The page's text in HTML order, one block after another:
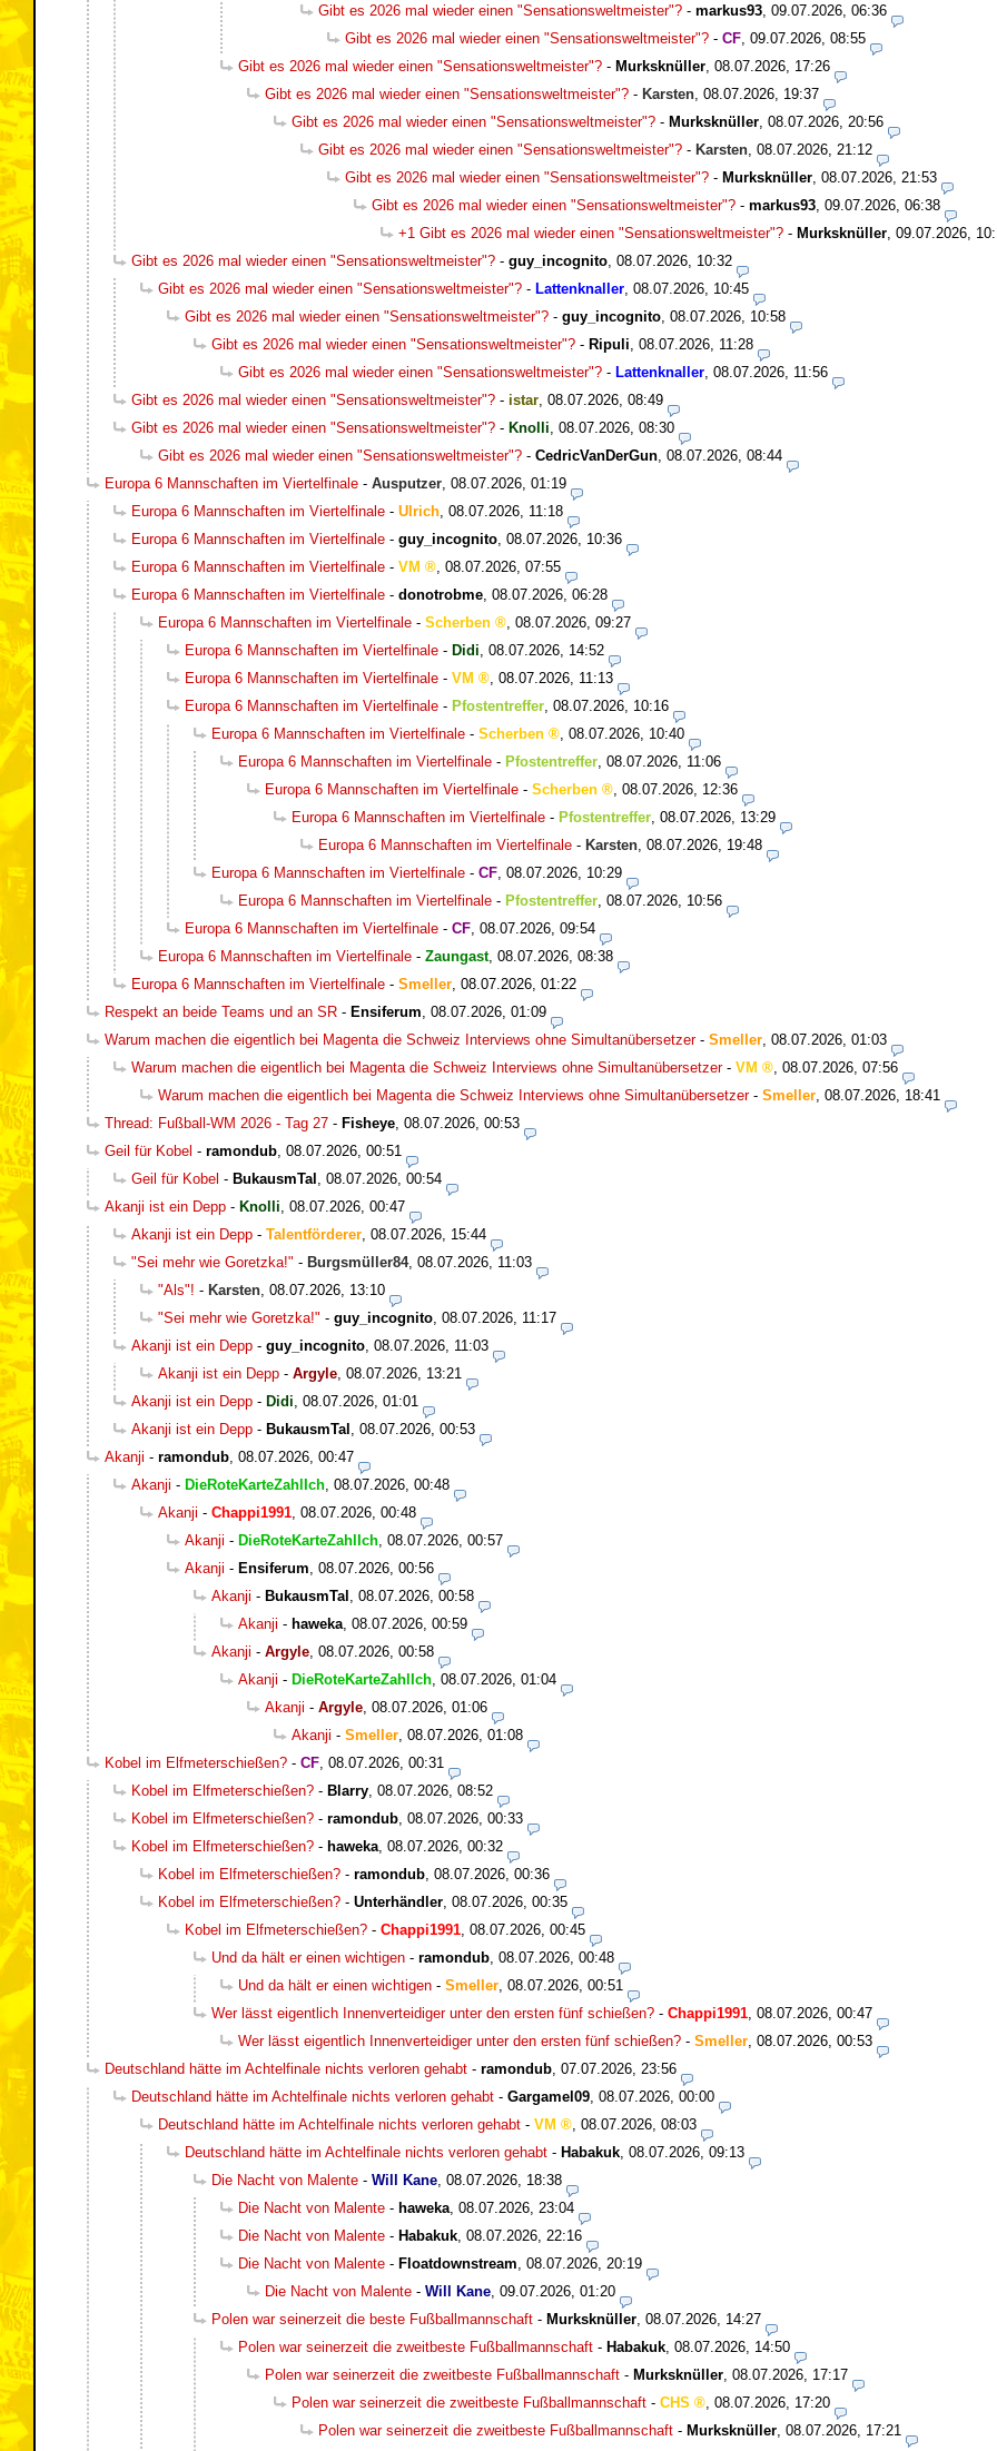
Gibt es 2026 mal wieder einen "Sensationsweltmeister"? - markus93 09.07.2026, 06:36
Gibt es 2026 mal wieder einen "Sensationsweltmeister"? - CF 09.07.2026, 08:55
Gibt es 2026 mal wieder einen "Sensationsweltmeister"? - Murksknüller 08.07.2026, 17:26
Gibt es 2026 mal wieder einen "Sensationsweltmeister"? - Karsten 08.07.2026, 19:37
Gibt es 2026 mal wieder einen "Sensationsweltmeister"? - Murksknüller 08.07.2026, 20:56
Gibt es 2026 mal wieder einen "Sensationsweltmeister"? - Karsten 08.07.2026, 21:12
Gibt es 2026 mal wieder einen "Sensationsweltmeister"? - Murksknüller 08.07.2026, 21:53
Gibt es 2026 mal wieder einen "Sensationsweltmeister"? - markus93 09.07.2026, 06:38
+1 Gibt es 2026 mal wieder einen "Sensationsweltmeister"? - Murksknüller 09.07.2026,
Gibt es 2026 mal wieder einen "Sensationsweltmeister"? - guy_incognito 08.07.2026, 10:32
Gibt es 2026 mal wieder einen "Sensationsweltmeister"? - Lattenknaller 08.07.2026, 10:45
Gibt es 2026 mal wieder einen "Sensationsweltmeister"? - guy_incognito 08.07.2026, 10:58
Gibt es 2026 mal wieder einen "Sensationsweltmeister"? - Ripuli 08.07.2026, 11:28
Gibt es 2026 mal wieder einen "Sensationsweltmeister"? - Lattenknaller 08.07.2026, 11:56
Gibt es 2026 mal wieder einen "Sensationsweltmeister"? - istar 08.07.2026, 08:49
Gibt es 2026 mal wieder einen "Sensationsweltmeister"? - Knolli 08.07.2026, 08:30
Gibt es 2026 mal wieder einen "Sensationsweltmeister"? - CedricVanDerGun 08.07.2026, 08:44
Europa 6 Mannschaften im Viertelfinale - Ausputzer 08.07.2026, 01:19
Europa 6 Mannschaften im Viertelfinale - Ulrich 08.07.2026, 11:18
Europa 6 Mannschaften im Viertelfinale - guy_incognito 08.07.2026, 10:36
Europa 6 Mannschaften im Viertelfinale - VM
08.07.2026, 07:55
Europa 6 Mannschaften im Viertelfinale - donotrobme 08.07.2026, 06:28
Europa 6 Mannschaften im Viertelfinale - Scherben
08.07.2026, 09:27
Europa 6 Mannschaften im Viertelfinale - Didi 08.07.2026, 14:52
Europa 6 Mannschaften im Viertelfinale - VM
08.07.2026, 11:13
Europa 6 Mannschaften im Viertelfinale - Pfostentreffer 08.07.2026, 10:16
Europa 6 Mannschaften im Viertelfinale - Scherben
08.07.2026, 10:40
Europa 6 Mannschaften im Viertelfinale - Pfostentreffer 08.07.2026, 11:06
Europa 6 Mannschaften im Viertelfinale - Scherben
08.07.2026, 12:36
Europa 6 Mannschaften im Viertelfinale - Pfostentreffer 08.07.2026, 13:29
Europa 6 Mannschaften im Viertelfinale - Karsten 08.07.2026, 19:48
Europa 6 Mannschaften im Viertelfinale - CF 08.07.2026, 10:29
Europa 6 Mannschaften im Viertelfinale - Pfostentreffer 08.07.2026, 10:56
Europa 6 Mannschaften im Viertelfinale - CF 08.07.2026, 09:54
Europa 6 Mannschaften im Viertelfinale - Zaungast, 08.07.2026, 08:38
Europa 6 Mannschaften im Viertelfinale - Smeller 08.07.2026, 01:22
Respekt an beide Teams und an SR - Ensiferum 08.07.2026, 01:09
Warum machen die eigentlich bei Magenta die Schweiz Interviews ohne Simultanübersetzer- Smeller 08.07.2026, 01:03
Warum machen die eigentlich bei Magenta die Schweiz Interviews ohne Simultanübersetzer- VM
08.07.2026, 07:56
Warum machen die eigentlich bei Magenta die Schweiz Interviews ohne Simultanübersetzer- Smeller 08.07.2026, 18:41
Thread: Fußball-WM 2026 - Tag 27 - Fisheye 08.07.2026, 00:53
Geil für Kobel - ramondub 08.07.2026, 00:51
Geil für Kobel - BukausmTal 08.07.2026, 00:54
Akanji ist ein Depp - Knolli 08.07.2026, 00:47
Akanji ist ein Depp - Talentförderer 08.07.2026, 15:44
"Sei mehr wie Goretzka!" - Burgsmüller84, 08.07.2026, 11:03
"Als"! - Karsten 08.07.2026, 13:10
"Sei mehr wie Goretzka!" - guy_incognito 08.07.2026, 11:17
Akanji ist ein Depp - guy_incognito 08.07.2026, 11:03
Akanji ist ein Depp - Argyle 08.07.2026, 13:21
Akanji ist ein Depp - Didi 08.07.2026, 01:01
Akanji ist ein Depp - BukausmTal 08.07.2026, 00:53
Akanji - ramondub 08.07.2026, 00:47
Akanji - DieRoteKarteZahlIch 08.07.2026, 00:48
Akanji - Chappi1991 08.07.2026, 00:48
Akanji - DieRoteKarteZahlIch 08.07.2026, 00:57
Akanji - Ensiferum 08.07.2026, 00:56
Akanji - BukausmTal 08.07.2026, 00:58
Akanji - haweka 08.07.2026, 00:59
Akanji - Argyle 08.07.2026, 00:58
Akanji - DieRoteKarteZahlIch 08.07.2026, 01:04
Akanji - Argyle 08.07.2026, 01:06
Akanji - Smeller 08.07.2026, 01:08
Kobel im Elfmeterschießen? - CF 08.07.2026, 00:31
Kobel im Elfmeterschießen? - Blarry 08.07.2026, 08:52
Kobel im Elfmeterschießen? - ramondub 08.07.2026, 00:33
Kobel im Elfmeterschießen? - haweka 08.07.2026, 00:32
Kobel im Elfmeterschießen? - ramondub 08.07.2026, 00:36
Kobel im Elfmeterschießen? - Unterhändler 08.07.2026, 00:35
Kobel im Elfmeterschießen? - Chappi1991 08.07.2026, 00:45
Und da hält er einen wichtigen - ramondub 08.07.2026, 00:48
Und da hält er einen wichtigen - Smeller 08.07.2026, 00:51
Wer lässt eigentlich Innenverteidiger unter den ersten fünf schießen? - Chappi1991 08.07.2026, 00:47
Wer lässt eigentlich Innenverteidiger unter den ersten fünf schießen? - Smeller 08.07.2026, 00:53
Deutschland hätte im Achtelfinale nichts verloren gehabt - ramondub 07.07.2026, 23:56
Deutschland hätte im Achtelfinale nichts verloren gehabt - Gargamel09 08.07.2026, 00:00
Deutschland hätte im Achtelfinale nichts verloren gehabt - VM
08.07.2026, 08:03
Deutschland hätte im Achtelfinale nichts verloren gehabt - Habakuk 08.07.2026, 09:13
Die Nacht von Malente - Will Kane 08.07.2026, 18:38
Die Nacht von Malente - haweka 08.07.2026, 23:04
Die Nacht von Malente - Habakuk 08.07.2026, 22:16
Die Nacht von Malente - Floatdownstream 08.07.2026, 20:19
Die Nacht von Malente - Will Kane 09.07.2026, 01:20
Polen war seinerzeit die beste Fußballmannschaft - Murksknüller 08.07.2026, 14:27
Polen war seinerzeit die zweitbeste Fußballmannschaft - Habakuk 08.07.2026, 14:50
Polen war seinerzeit die zweitbeste Fußballmannschaft - Murksknüller 08.07.2026, 17:17
Polen war seinerzeit die zweitbeste Fußballmannschaft - CHS
08.07.2026, 17:20
Polen war seinerzeit die zweitbeste Fußballmannschaft - Murksknüller 08.07.2026, 17:21